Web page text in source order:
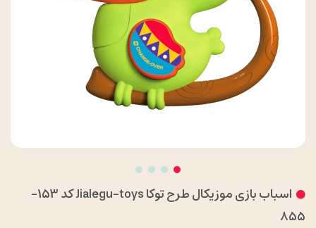
اسباب بازی موزیکال طرح توکا Jialegu-toys کد 153-
855